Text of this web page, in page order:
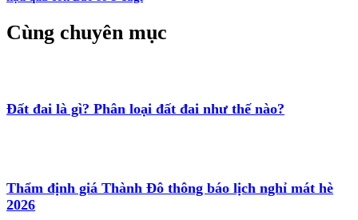
Cùng chuyên mục
Đất đai là gì? Phân loại đất đai như thế nào?
Thẩm định giá Thành Đô thông báo lịch nghỉ mát hè
2026